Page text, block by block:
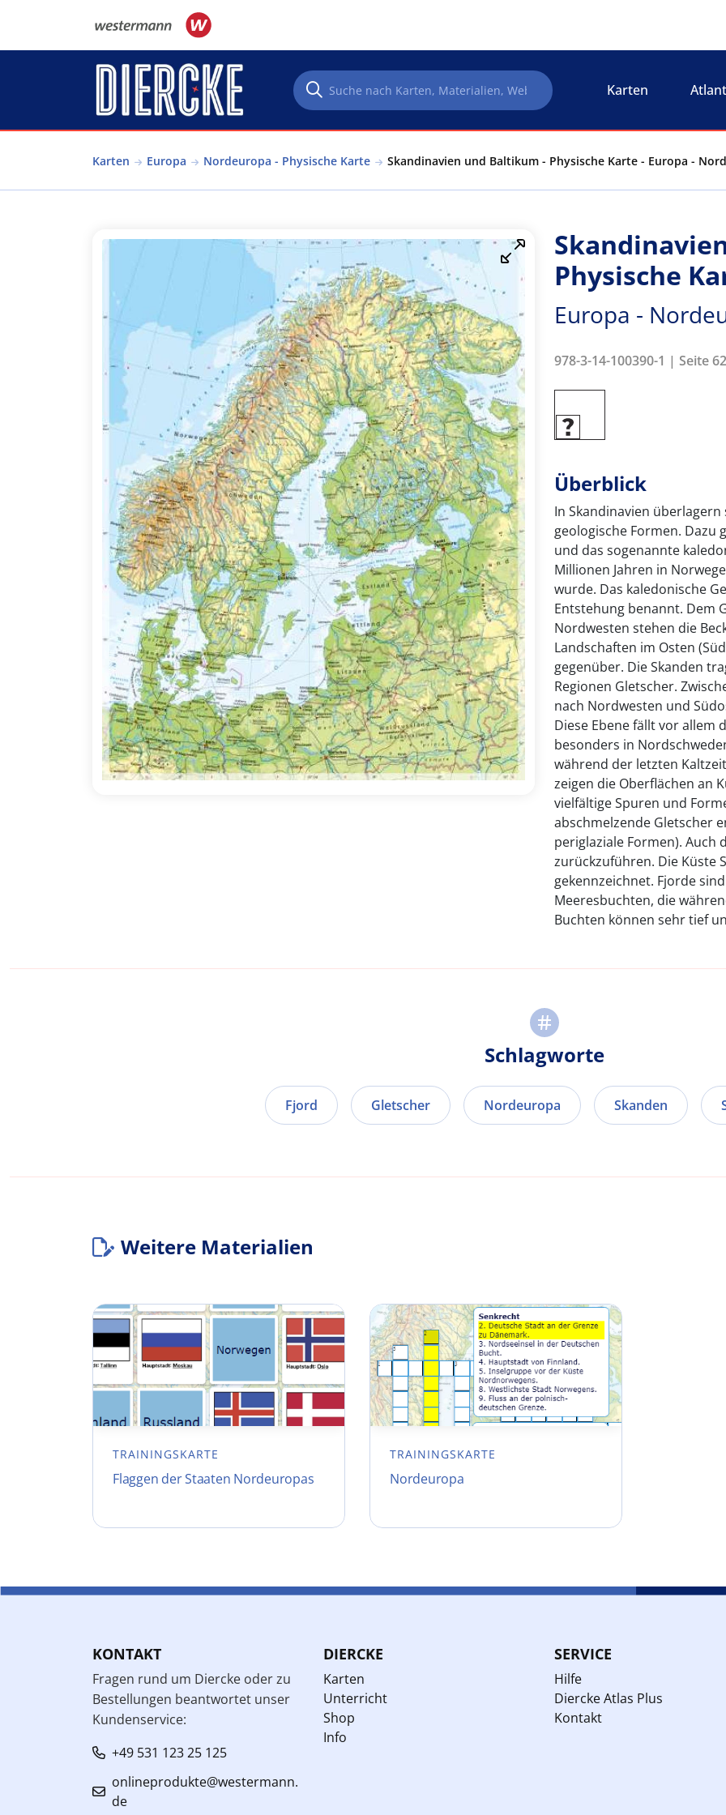
Karten
Karten Europa Nordeuropa - Physische Karte Skandinavien und Baltikum - Physische Karte - Europa -
Physische
Europa -
978-3-14-100390-1 | Seite
Überblick
In Skandinavien
geologische Formen. Dazu
und das sogenannte
Millionen Jahren in
wurde. Das kaledonische
Entstehung benannt. Dem
Nordwesten stehen die
Landschaften im Osten
gegenüber. Die Skanden
Regionen Gletscher.
nach Nordwesten und
Diese Ebene fällt vor allem
besonders in
während der letzten
zeigen die Oberflächen an
vielfältige Spuren und
abschmelzende Gletscher
periglaziale Formen). Auch
zurückzuführen. Die Küste
gekennzeichnet. Fjorde
Meeresbuchten, die
Buchten können sehr tief
Schlagworte
Fjord Gletscher Nordeuropa Skanden
Weitere Materialien
TRAININGSKARTE
Flaggen der Staaten Nordeuropas
TRAININGSKARTE
Nordeuropa
KONTAKT
Fragen rund um Diercke oder zu
Bestellungen beantwortet unser
Kundenservice:
+49 531 123 25 125
onlineprodukte@westermann.
de
DIERCKE
Karten
Unterricht
Shop
Info
SERVICE
Hilfe
Diercke Atlas Plus
Kontakt